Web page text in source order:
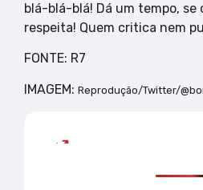
blá-blá-blá! Dá um tempo, se
respeita! Quem critica nem
FONTE: R7
IMAGEM: Reprodução/Twitter/